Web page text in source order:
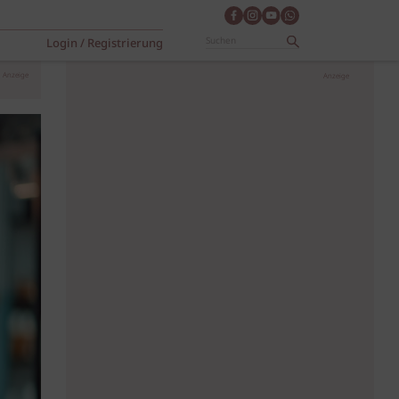
Login / Registrierung
Anzeige Anzeige